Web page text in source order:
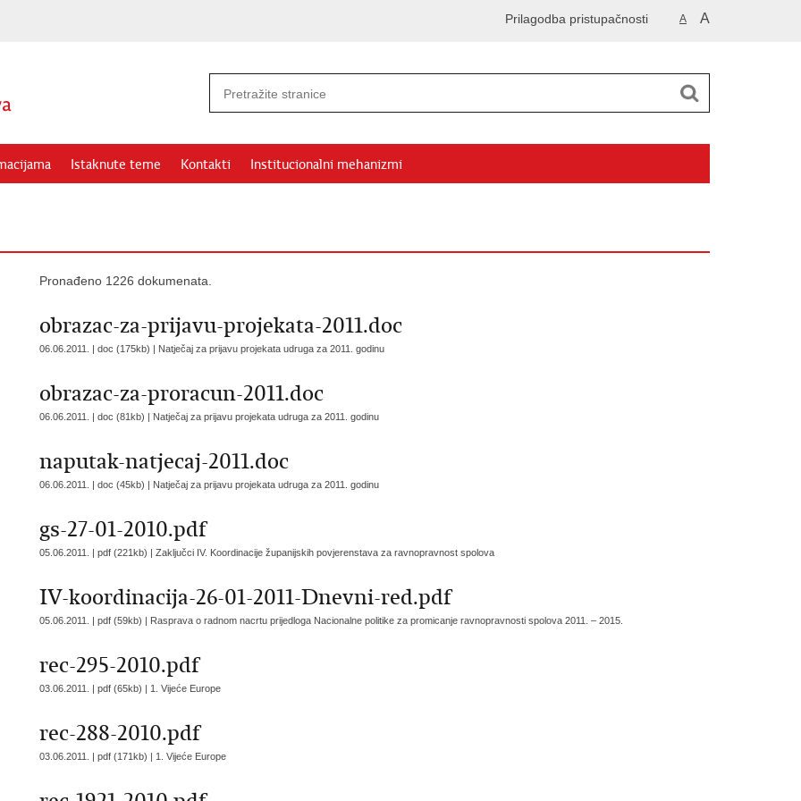
A A
Prilagodba pristupačnosti
Istaknute teme Kontakti Institucionalni mehanizmi
Pronađeno 1226 dokumenata.
obrazac-za-prijavu-projekata-2011.doc
06.06.2011. | doc (175kb) | Natječaj za prijavu projekata udruga za 2011. godinu
obrazac-za-proracun-2011.doc
06.06.2011. | doc (81kb) | Natječaj za prijavu projekata udruga za 2011. godinu
naputak-natjecaj-2011.doc
06.06.2011. | doc (45kb) | Natječaj za prijavu projekata udruga za 2011. godinu
gs-27-01-2010.pdf
05.06.2011. | pdf (221kb) | Zaključci IV. Koordinacije županijskih povjerenstava za ravnopravnost spolova
IV-koordinacija-26-01-2011-Dnevni-red.pdf
05.06.2011. | pdf (59kb) | Rasprava o radnom nacrtu prijedloga Nacionalne politike za promicanje ravnopravnosti spolova 2011. – 2015.
rec-295-2010.pdf
03.06.2011. | pdf (65kb) | 1. Vijeće Europe
rec-288-2010.pdf
03.06.2011. | pdf (171kb) | 1. Vijeće Europe